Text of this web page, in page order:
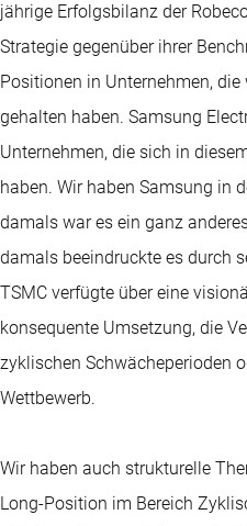
jährige Erfolgsbilanz der
Strategie gegenüber ihrer
Positionen in Unternehmen,
gehalten haben. Samsung
Unternehmen, die sich in
haben. Wir haben Samsung in
damals war es ein ganz
damals beeindruckte es durch
TSMC verfügte über eine
konsequente Umsetzung, die
zyklischen Schwächeperioden
Wettbewerb.
Wir haben auch strukturelle
Long-Position im Bereich